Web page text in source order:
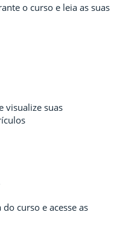
o curso e leia as suas
visualize suas
curso e acesse as